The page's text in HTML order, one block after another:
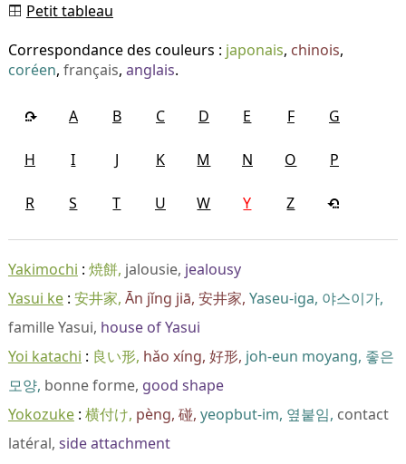
Petit tableau
Correspondance des couleurs : japonais, chinois,
coréen, français, anglais.
A B C D E F G
H I J K M N O P
R S T U W Y Z
Yakimochi 焼餅 jalousie jealousy
Yasui ke 安井家 Ān jǐng jiā 安井家 Yaseu-iga 야스이가
famille Yasui house of Yasui
Yoi katachi
良い形 hǎo xíng 好形 joh-eun moyang 좋은
모양 bonne forme good shape
Yokozuke 横付け pèng 碰 yeopbut-im 옆붙임 contact
latéral side attachment